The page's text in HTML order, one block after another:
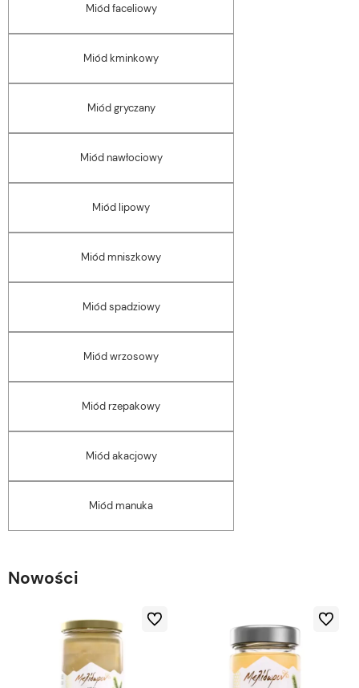
Miód faceliowy
Miód kminkowy
Miód gryczany
Miód nawłociowy
Miód lipowy
Miód mniszkowy
Miód spadziowy
Miód wrzosowy
Miód rzepakowy
Miód akacjowy
Miód manuka
Nowości
Do ulubionych Do